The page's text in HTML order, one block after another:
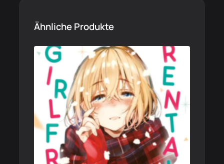
Ähnliche Produkte